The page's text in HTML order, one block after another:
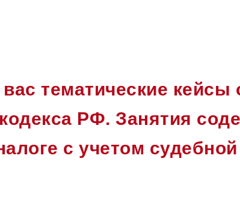
тематические кейсы
РФ. Занятия
с учетом судебной